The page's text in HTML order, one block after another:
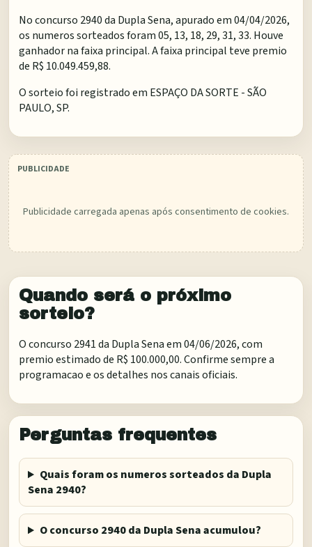
No concurso 2940 da Dupla Sena, apurado em 04/04/2026,
os numeros sorteados foram 05, 13, 18, 29, 31, 33. Houve
ganhador na faixa principal. A faixa principal teve premio
de R$ 10.049.459,88.
O sorteio foi registrado em ESPAÇO DA SORTE - SÃO
PAULO, SP.
Publicidade carregada apenas após consentimento de cookies.
Quando será o próximo
sorteio?
O concurso 2941 da Dupla Sena em 04/06/2026, com
premio estimado de R$ 100.000,00. Confirme sempre a
programacao e os detalhes nos canais oficiais.
Perguntas frequentes
Quais foram os numeros sorteados da Dupla
Sena 2940?
O concurso 2940 da Dupla Sena acumulou?